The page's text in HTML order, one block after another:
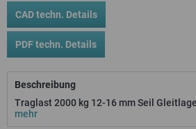
CAD techn. Details
PDF techn. Details
Beschreibung
Traglast 2000 kg 12-16 mm Seil
mehr